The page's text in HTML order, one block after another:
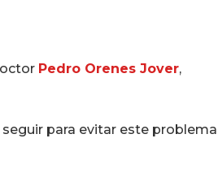
Pedro Orenes Jover,
para evitar este problema